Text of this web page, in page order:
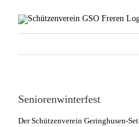
Inhalt
Seniorenwinterfest
Der Schützenverein Geringhusen-